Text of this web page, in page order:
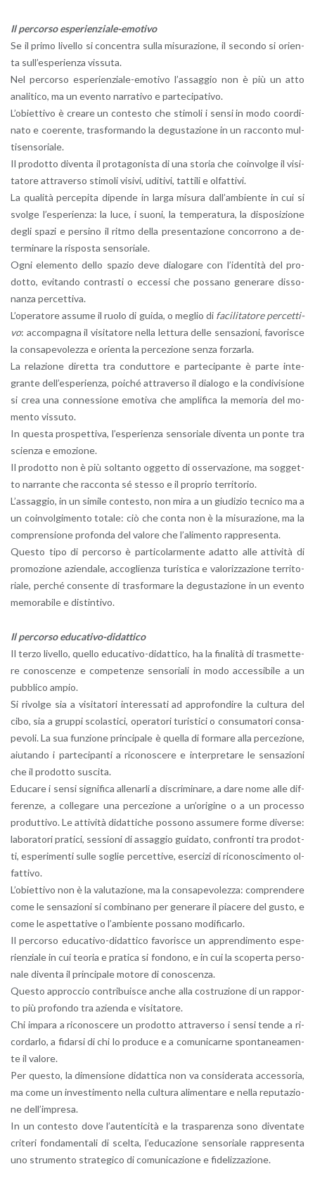
Il per­cor­so espe­rien­zia­le-emo­ti­vo
Se il primo li­vel­lo si con­cen­tra sulla mi­su­ra­zio­ne, il se­con­do si orien­
ta sul­l’e­spe­rien­za vis­su­ta.
Nel per­cor­so espe­rien­zia­le-emo­ti­vo l’as­sag­gio non è più un atto
ana­li­ti­co, ma un even­to nar­ra­ti­vo e par­te­ci­pa­ti­vo.
L’o­biet­ti­vo è crea­re un con­te­sto che sti­mo­li i sensi in modo coor­di­
na­to e coe­ren­te, tra­sfor­man­do la de­gu­sta­zio­ne in un rac­con­to mul­
ti­sen­so­ria­le.
Il pro­dot­to di­ven­ta il pro­ta­go­ni­sta di una sto­ria che coin­vol­ge il vi­si­
ta­to­re at­tra­ver­so sti­mo­li vi­si­vi, udi­ti­vi, tat­ti­li e ol­fat­ti­vi.
La qua­li­tà per­ce­pi­ta di­pen­de in larga mi­su­ra dal­l’am­bien­te in cui si
svol­ge l’e­spe­rien­za: la luce, i suoni, la tem­pe­ra­tu­ra, la di­spo­si­zio­ne
degli spazi e per­si­no il ritmo della pre­sen­ta­zio­ne con­cor­ro­no a de­
ter­mi­na­re la ri­spo­sta sen­so­ria­le.
Ogni ele­men­to dello spa­zio deve dia­lo­ga­re con l’i­den­ti­tà del pro­
dot­to, evi­tan­do con­tra­sti o ec­ces­si che pos­sa­no ge­ne­ra­re dis­so­
nan­za per­cet­ti­va.
L’o­pe­ra­to­re as­su­me il ruolo di guida, o me­glio di fa­ci­li­ta­to­re per­cet­ti­
vo: ac­com­pa­gna il vi­si­ta­to­re nella let­tu­ra delle sen­sa­zio­ni, fa­vo­ri­sce
la con­sa­pe­vo­lez­za e orien­ta la per­ce­zio­ne senza for­zar­la.
La re­la­zio­ne di­ret­ta tra con­dut­to­re e par­te­ci­pan­te è parte in­te­
gran­te del­l’e­spe­rien­za, poi­ché at­tra­ver­so il dia­lo­go e la con­di­vi­sio­ne
si crea una con­nes­sio­ne emo­ti­va che am­pli­fi­ca la me­mo­ria del mo­
men­to vis­su­to.
In que­sta pro­spet­ti­va, l’e­spe­rien­za sen­so­ria­le di­ven­ta un ponte tra
scien­za e emo­zio­ne.
Il pro­dot­to non è più sol­tan­to og­get­to di os­ser­va­zio­ne, ma sog­get­
to nar­ran­te che rac­con­ta sé stes­so e il pro­prio ter­ri­to­rio.
L’as­sag­gio, in un si­mi­le con­te­sto, non mira a un giu­di­zio tec­ni­co ma a
un coin­vol­gi­men­to to­ta­le: ciò che conta non è la mi­su­ra­zio­ne, ma la
com­pren­sio­ne pro­fon­da del va­lo­re che l’a­li­men­to rap­pre­sen­ta.
Que­sto tipo di per­cor­so è par­ti­co­lar­men­te adat­to alle at­ti­vi­tà di
pro­mo­zio­ne azien­da­le, ac­co­glien­za tu­ri­sti­ca e va­lo­riz­za­zio­ne ter­ri­to­
ria­le, per­ché con­sen­te di tra­sfor­ma­re la de­gu­sta­zio­ne in un even­to
me­mo­ra­bi­le e di­stin­ti­vo.
Il per­cor­so edu­ca­ti­vo-di­dat­ti­co
Il terzo li­vel­lo, quel­lo edu­ca­ti­vo-di­dat­ti­co, ha la fi­na­li­tà di tra­smet­te­
re co­no­scen­ze e com­pe­ten­ze sen­so­ria­li in modo ac­ces­si­bi­le a un
pub­bli­co ampio.
Si ri­vol­ge sia a vi­si­ta­to­ri in­te­res­sa­ti ad ap­pro­fon­di­re la cul­tu­ra del
cibo, sia a grup­pi sco­la­sti­ci, ope­ra­to­ri tu­ri­sti­ci o con­su­ma­to­ri con­sa­
pe­vo­li. La sua fun­zio­ne prin­ci­pa­le è quel­la di for­ma­re alla per­ce­zio­ne,
aiu­tan­do i par­te­ci­pan­ti a ri­co­no­sce­re e in­ter­pre­ta­re le sen­sa­zio­ni
che il pro­dot­to su­sci­ta.
Edu­ca­re i sensi si­gni­fi­ca al­le­nar­li a di­scri­mi­na­re, a dare nome alle dif­
fe­ren­ze, a col­le­ga­re una per­ce­zio­ne a un’o­ri­gi­ne o a un pro­ces­so
pro­dut­ti­vo. Le at­ti­vi­tà di­dat­ti­che pos­so­no as­su­me­re forme di­ver­se:
la­bo­ra­to­ri pra­ti­ci, ses­sio­ni di as­sag­gio gui­da­to, con­fron­ti tra pro­dot­
ti, espe­ri­men­ti sulle so­glie per­cet­ti­ve, eser­ci­zi di ri­co­no­sci­men­to ol­
fat­ti­vo.
L’o­biet­ti­vo non è la va­lu­ta­zio­ne, ma la con­sa­pe­vo­lez­za: com­pren­de­re
come le sen­sa­zio­ni si com­bi­na­no per ge­ne­ra­re il pia­ce­re del gusto, e
come le aspet­ta­ti­ve o l’am­bien­te pos­sa­no mo­di­fi­car­lo.
Il per­cor­so edu­ca­ti­vo-di­dat­ti­co fa­vo­ri­sce un ap­pren­di­men­to espe­
rien­zia­le in cui teo­ria e pra­ti­ca si fon­do­no, e in cui la sco­per­ta per­so­
na­le di­ven­ta il prin­ci­pa­le mo­to­re di co­no­scen­za.
Que­sto ap­proc­cio con­tri­bui­sce anche alla co­stru­zio­ne di un rap­por­
to più pro­fon­do tra azien­da e vi­si­ta­to­re.
Chi im­pa­ra a ri­co­no­sce­re un pro­dot­to at­tra­ver­so i sensi tende a ri­
cor­dar­lo, a fi­dar­si di chi lo pro­du­ce e a co­mu­ni­car­ne spon­ta­nea­men­
te il va­lo­re.
Per que­sto, la di­men­sio­ne di­dat­ti­ca non va con­si­de­ra­ta ac­ces­so­ria,
ma come un in­ve­sti­men­to nella cul­tu­ra ali­men­ta­re e nella re­pu­ta­zio­
ne del­l’im­pre­sa.
In un con­te­sto dove l’au­ten­ti­ci­tà e la tra­spa­ren­za sono di­ven­ta­te
cri­te­ri fon­da­men­ta­li di scel­ta, l’e­du­ca­zio­ne sen­so­ria­le rap­pre­sen­ta
uno stru­men­to stra­te­gi­co di co­mu­ni­ca­zio­ne e fi­de­liz­za­zio­ne.